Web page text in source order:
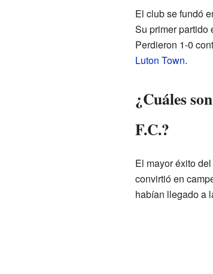
El club se fundó
Su primer partido
Perdieron 1-0
Luton Town.
¿Cuáles
F.C.?
El mayor éxito
convirtió en
habían llegado a